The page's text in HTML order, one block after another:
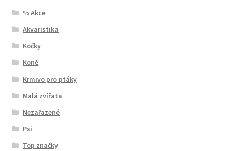
% Akce
Akvaristika
Kočky
Koně
Krmivo pro ptáky
Malá zvířata
Nezařazené
Psi
Top značky